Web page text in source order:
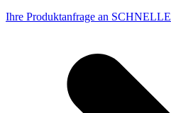
Ihre Produktanfrage an SCHNELLE